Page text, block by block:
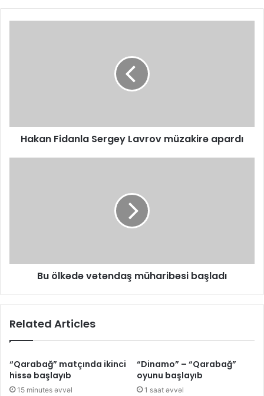
Hakan Fidanla Sergey Lavrov müzakirə apardı
Bu ölkədə vətəndaş müharibəsi başladı
Related Articles
“Qarabağ” matçında ikinci
hissə başlayıb
15 minutes əvvəl
“Dinamo” – “Qarabağ”
oyunu başlayıb
1 saat əvvəl